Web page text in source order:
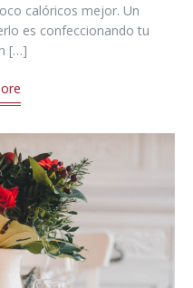
calóricos mejor. Un
es confeccionando tu
[…]